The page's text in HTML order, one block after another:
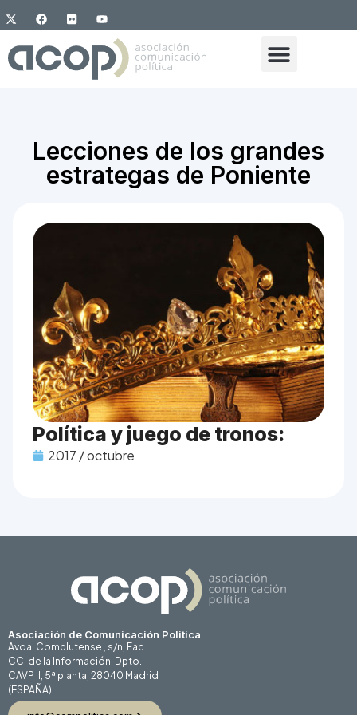
Lecciones de los grandes
estrategas de Poniente
Política y juego de tronos:
2017 / octubre
Asociación de Comunicación Politica
Avda. Complutense , s/n, Fac.
CC. de la Información, Dpto.
CAVP II, 5ª planta, 28040 Madrid
(ESPAÑA)